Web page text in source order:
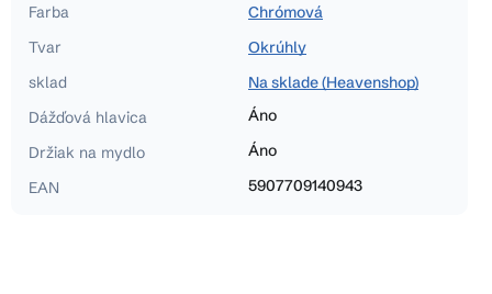
Farba
Chrómová
Tvar
Okrúhly
sklad
Na sklade (Heavenshop)
Dážďová hlavica
Áno
Držiak na mydlo
Áno
EAN
5907709140943